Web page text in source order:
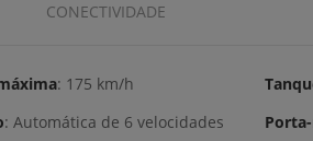
CONECTIVIDADE
: 175 km/h
: Automática de 6 velocidades